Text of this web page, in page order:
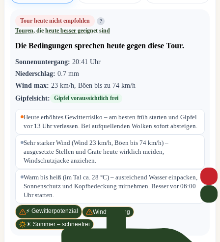
Tour heute nicht empfohlen ?
Touren, die heute besser geeignet sind
Die Bedingungen sprechen heute gegen diese Tour.
Sonnenuntergang: 20:41 Uhr
Niederschlag: 0.7 mm
Wind max: 23 km/h, Böen bis zu 74 km/h
Gipfelsicht:
Gipfel voraussichtlich frei
Heute erhöhtes Gewitterrisiko – am besten früh starten und Gipfel
vor 13 Uhr verlassen. Bei aufquellenden Wolken sofort absteigen.
Sehr starker Wind (Wind 23 km/h, Böen bis 74 km/h) –
ausgesetzte Stellen und Grate heute wirklich meiden,
Windschutzjacke anziehen.
Warm bis heiß (im Tal ca. 28 °C) – ausreichend Wasser einpacken,
Sonnenschutz und Kopfbedeckung mitnehmen. Besser vor 06:00
Uhr starten.
⚡ Gewitterpotenzial
Windwarnung
☀ Sommer – schneefrei